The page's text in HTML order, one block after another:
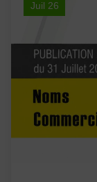
Juil 26